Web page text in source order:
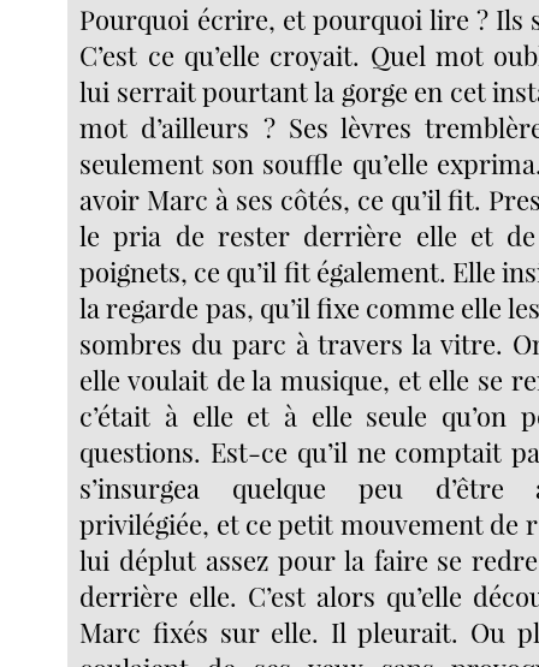
Pourquoi écrire, et pourquoi lire ? Ils
C’est ce qu’elle croyait. Quel mot
lui serrait pourtant la gorge en cet
mot d’ailleurs ? Ses lèvres
seulement son souffle qu’elle
avoir Marc à ses côtés, ce qu’il fit.
le pria de rester derrière elle et
poignets, ce qu’il fit également. Elle
la regarde pas, qu’il fixe comme elle
sombres du parc à travers la vitre.
elle voulait de la musique, et elle se
c’était à elle et à elle seule qu’on
questions. Est-ce qu’il ne comptait
s’insurgea quelque peu d’être
privilégiée, et ce petit mouvement de
lui déplut assez pour la faire se
derrière elle. C’est alors qu’elle
Marc fixés sur elle. Il pleurait. Ou